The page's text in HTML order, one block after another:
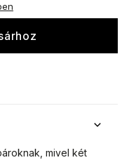
mivel két